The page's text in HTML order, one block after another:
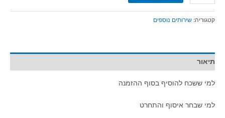
קטגוריה: שירותים נוספים
תיאור
למי ששכח להוסיף בסוף ההזמנה
למי שבחר איסוף והתחרט